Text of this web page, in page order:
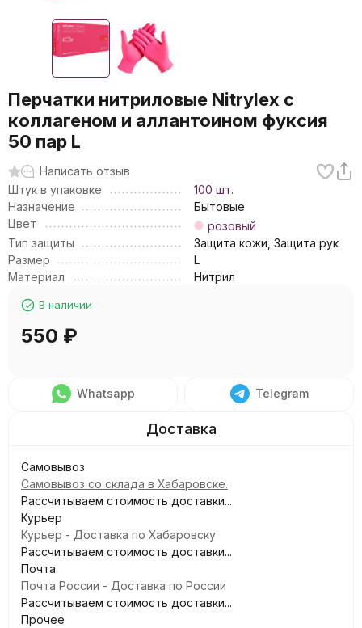
Перчатки нитриловые Nitrylex с
коллагеном и аллантоином фуксия
50 пар L
Написать отзыв
Штук в упаковке
100 шт.
Назначение
Бытовые
Цвет
розовый
Тип защиты
Защита кожи, Защита рук
Размер
L
Материал
Нитрил
В наличии
550 ₽
Whatsapp Telegram
Самовывоз
Самовывоз со склада в Хабаровске.
Рассчитываем стоимость доставки...
Курьер
Курьер - Доставка по Хабаровску
Рассчитываем стоимость доставки...
Почта
Почта России - Доставка по России
Рассчитываем стоимость доставки...
Прочее